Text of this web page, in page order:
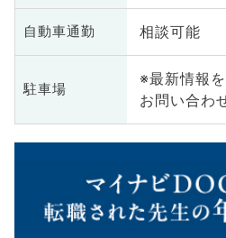
自動車通勤 相談可能
駐車場
※最新情報
お問い合わ